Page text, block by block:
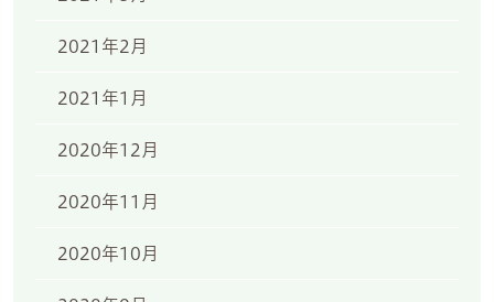
2021年2月
2021年1月
2020年12月
2020年11月
2020年10月